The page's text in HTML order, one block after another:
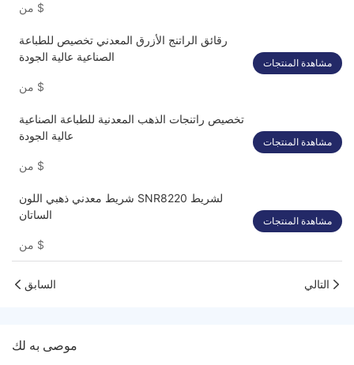
$
رقائق الراتنج الأزرق المعدني تخصيص للطباعة
الصناعية عالية الجودة
$
مشاهدة المنتجات
تخصيص راتنجات الذهب المعدنية للطباعة الصناعية
عالية الجودة
$
مشاهدة المنتجات
شريط معدني ذهبي اللون SNR8220 لشريط
الساتان
$
مشاهدة المنتجات
السابق التالي
موصى به لك